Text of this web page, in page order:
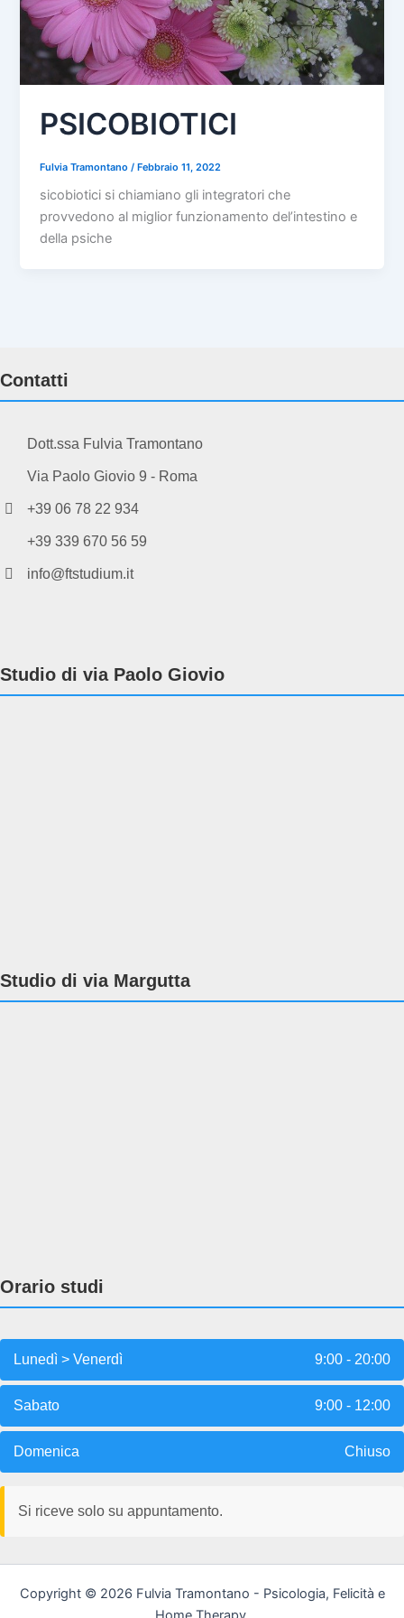
PSICOBIOTICI
Fulvia Tramontano/Febbraio 11, 2022
sicobiotici si chiamiano gli integratori che
provvedono al miglior funzionamento del’intestino e
della psiche
Contatti
Dott.ssa Fulvia Tramontano
Via Paolo Giovio 9 - Roma
+39 06 78 22 934
+39 339 670 56 59
info@ftstudium.it
Studio di via Paolo Giovio
Studio di via Margutta
Orario studi
Lunedì > Venerdì 9:00 - 20:00
Sabato 9:00 - 12:00
Domenica Chiuso
Si riceve solo su appuntamento.
Copyright © 2026 Fulvia Tramontano - Psicologia, Felicità e